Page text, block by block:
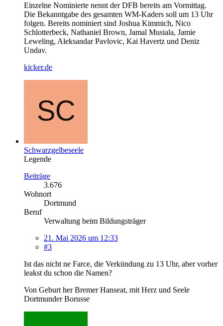
Einzelne Nominierte nennt der DFB bereits am Vormittag.
Die Bekanntgabe des gesamten WM-Kaders soll um 13 Uhr
folgen. Bereits nominiert sind Joshua Kimmich, Nico
Schlotterbeck, Nathaniel Brown, Jamal Musiala, Jamie
Leweling, Aleksandar Pavlovic, Kai Havertz und Deniz
Undav.
kicker.de
Schwarzgelbeseele
Legende
Beiträge
3.676
Wohnort
Dortmund
Beruf
Verwaltung beim Bildungsträger
21. Mai 2026 um 12:33
#3
Ist das nicht ne Farce, die Verkündung zu 13 Uhr, aber vorher
leakst du schon die Namen?
Von Geburt her Bremer Hanseat, mit Herz und Seele
Dortmunder Borusse